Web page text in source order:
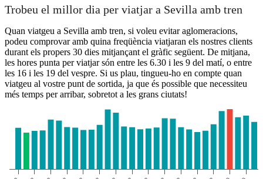
Trobeu el millor dia per viatjar a Sevilla amb tren
Quan viatgeu a Sevilla amb tren, si voleu evitar aglomeracions,
podeu comprovar amb quina freqüència viatjaran els nostres clients
durant els propers 30 dies mitjançant el gràfic següent. De mitjana,
les hores punta per viatjar són entre les 6.30 i les 9 del matí, o entre
les 16 i les 19 del vespre. Si us plau, tingueu-ho en compte quan
viatgeu al vostre punt de sortida, ja que és possible que necessiteu
més temps per arribar, sobretot a les grans ciutats!